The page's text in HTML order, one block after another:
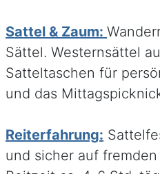
Sattel & Zaum:
Sättel. Westernsättel
Satteltaschen für
und das
Reiterfahrung:
und sicher auf